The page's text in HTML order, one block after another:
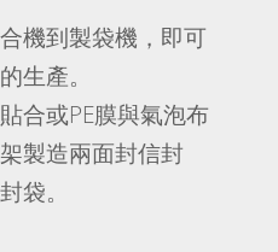
機到製袋機，即可
生產。
合或PE膜與氣泡布
製造兩面封信封
袋。